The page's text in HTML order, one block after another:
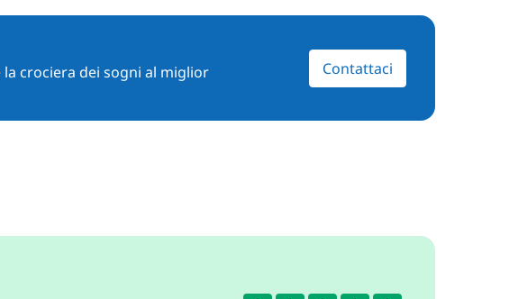
crociera dei sogni al miglior
Contattaci
4.5